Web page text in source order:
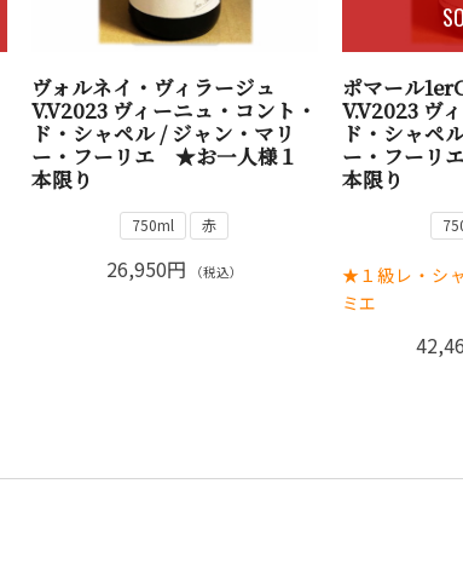
ヴォルネイ・ヴィラージュ
V.V2023 ヴィーニュ・コント・
ド・シャペル / ジャン・マリ
ー・フーリエ ★お一人様１
本限り
750ml 赤
26,950円 （税込）
ポマール
V.V2023 ヴ
ド・シャペ
ー・フーリ
本限り
★１級レ・シ
ミエ